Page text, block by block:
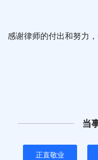
感谢律师的付出和努力，
当
正直敬业